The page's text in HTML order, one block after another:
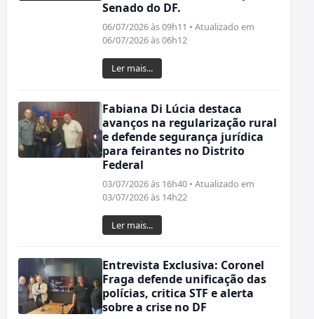
Senado do DF.
06/07/2026 às 09h11 • Atualizado em
06/07/2026 às 06h12
Ler mais...
Fabiana Di Lúcia destaca
avanços na regularização rural
e defende segurança jurídica
para feirantes no Distrito
Federal
03/07/2026 às 16h40 • Atualizado em
03/07/2026 às 14h22
Ler mais...
Entrevista Exclusiva: Coronel
Fraga defende unificação das
polícias, critica STF e alerta
sobre a crise no DF